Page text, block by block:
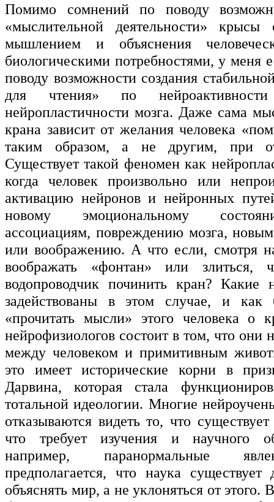
Помимо сомнений по поводу
«мыслительной деятельности» крысы
мышлением и объяснения
биологическими потребностями, у меня
поводу возможности создания
для чтения» по
нейропластичности мозга. Даже сама
крана зависит от желания человека
таким образом, а не другим, при
Существует такой феномен как
когда человек произвольно или
активацию нейронов и нейронных
новому эмоциональному
ассоциациям, повреждению мозга,
или воображению. А что если, смотря
воображать «фонтан» или злиться,
водопроводчик починить кран? Какие
задействованы в этом случае, и как
«прочитать мысли» этого человека о
нейрофизиологов состоит в том, что они
между человеком и примитивным
это имеет исторические корни в
Дарвина, которая стала
тотальной идеологии. Многие
отказываются видеть то, что
что требует изучения и научного
например, паранормальные
предполагается, что наука
объяснять мир, а не уклоняться от этого.